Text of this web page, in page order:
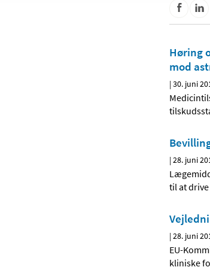
Høring
mod
|30. juni
|28. juni
til at
|28. juni
EU-
kliniske